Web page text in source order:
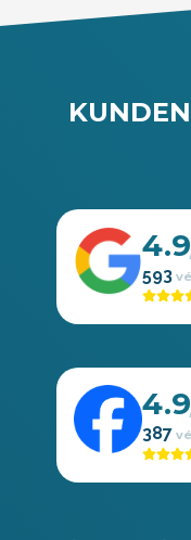
4.9
593
4.9
387